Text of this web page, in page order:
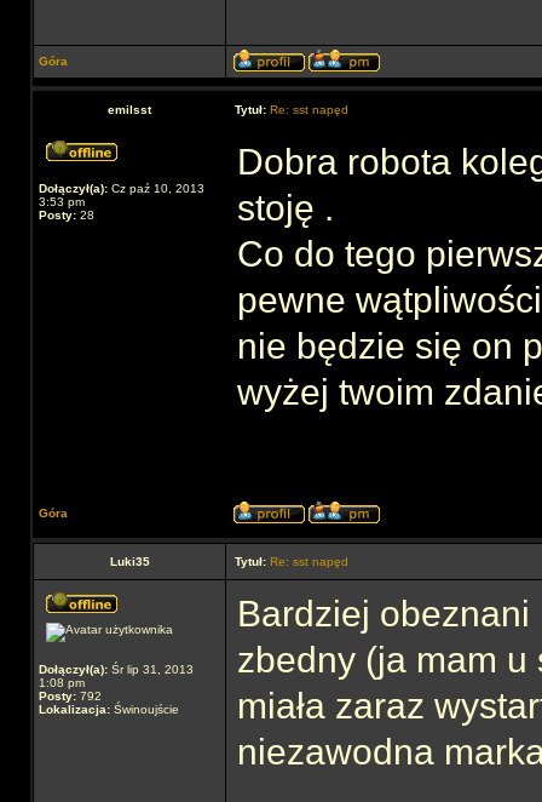
Góra
emilsst Tytuł: Re: sst napęd
Dołączył(a): Cz paź 10, 2013
3:53 pm
Posty: 28
Dobra robota
stoję .
Co do tego
pewne
nie będzie się on
wyżej twoim
Góra
Luki35 Tytuł: Re: sst napęd
Dołączył(a): Śr lip 31, 2013
1:08 pm
Posty: 792
Lokalizacja: Świnoujście
Bardziej
zbedny (ja mam u
miała zaraz
niezawodna